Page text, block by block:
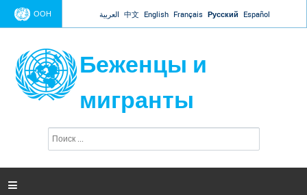
Jump to navigation
ООН العربية 中文 English Français Русский Español
Беженцы и
мигранты
и
